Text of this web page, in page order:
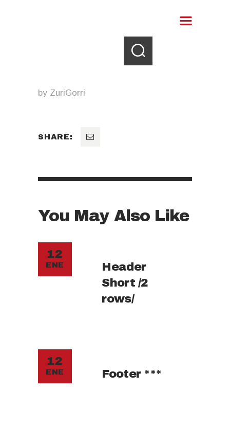
by ZuriGorri
SHARE:
You May Also Like
12
ENE
Header
Short /2
rows/
12
ENE Footer ***